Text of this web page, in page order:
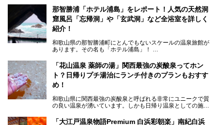
那智勝浦「ホテル浦島」をレポート！人気の天然洞
窟風呂「忘帰洞」や「玄武洞」など全浴室を詳しく
紹介！
和歌山県の那智勝浦町にとんでもないスケールの温泉旅館が
あります。その名も「ホテル浦島」！
泉。日本一長いエスカレーターで「本館」と「山上館」を結
び、海を一望する絶景も。
6ヵ所のお風呂のうち5ヵ所までは日帰り入浴も可。可愛ら
しいカメさんの形の送迎船「浦島丸」に乗っていざ、温泉の
湧く竜宮城へ！
───
提供元：那智勝浦町【PR】
「花山温泉 薬師の湯」関西最強の炭酸泉ってホン
ト？日帰りプチ湯治にランチ付きのプランもおすす
め！
和歌山県に関西最強の炭酸泉と呼ばれる非常にユニークで質
の良い温泉が湧いています。しかも日帰り温泉としての施設
薬師の湯」。朝一番のお風呂にはパリパリシャリシャリと膜
「大江戸温泉物語Premium 白浜彩朝楽」南紀白浜